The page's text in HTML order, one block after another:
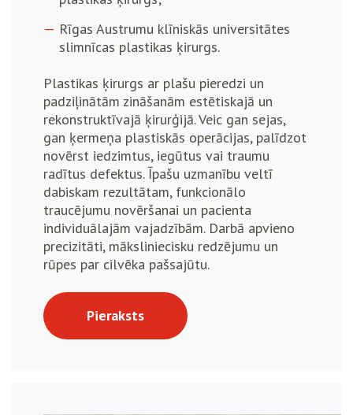
Rīgas Austrumu klīniskās universitātes
slimnīcas plastikas ķirurgs.
Plastikas ķirurgs ar plašu pieredzi un
padziļinātām zināšanām estētiskajā un
rekonstruktīvajā ķirurģijā. Veic gan sejas,
gan ķermeņa plastiskās operācijas, palīdzot
novērst iedzimtus, iegūtus vai traumu
radītus defektus. Īpašu uzmanību veltī
dabiskam rezultātam, funkcionālo
traucējumu novēršanai un pacienta
individuālajām vajadzībām. Darbā apvieno
precizitāti, māksliniecisku redzējumu un
rūpes par cilvēka pašsajūtu.
Pieraksts